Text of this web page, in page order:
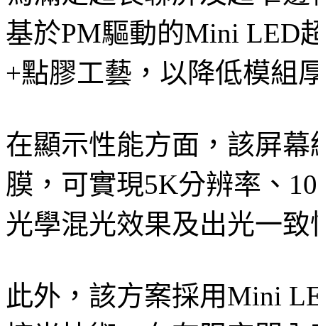
基於PM驅動的Mini LED
+點膠工藝，以降低模組
在顯示性能方面，該屏
膜，可實現5K分辨率、
光學混光效果及出光一致
此外，該方案採用Mini